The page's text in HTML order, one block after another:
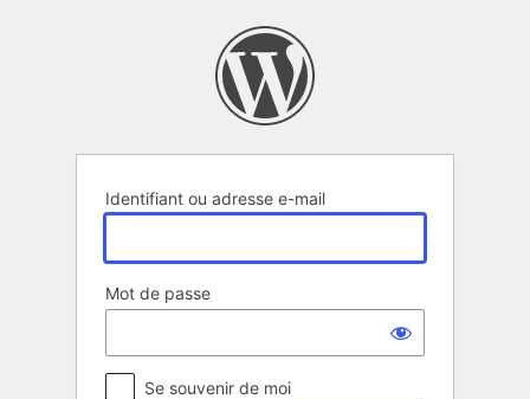
Identifiant ou adresse e-mail
Mot de passe
Se souvenir de moi